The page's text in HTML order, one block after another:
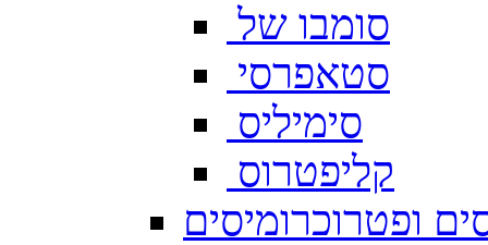
סומבו של
סטאפרסי
סימיליס
קליפטרוס
ופטרוכרומיסים